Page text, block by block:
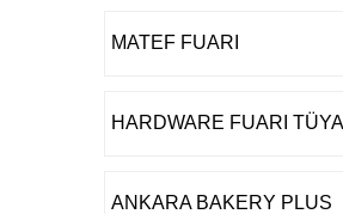
MATEF FUARI
HARDWARE FUARI
ANKARA BAKERY PLUS